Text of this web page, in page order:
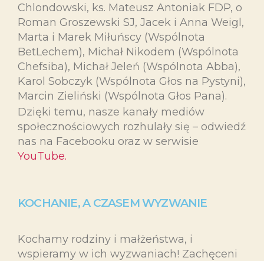
Chlondowski, ks. Mateusz Antoniak FDP, o
Roman Groszewski SJ, Jacek i Anna Weigl,
Marta i Marek Miłuńscy (Wspólnota
BetLechem), Michał Nikodem (Wspólnota
Chefsiba), Michał Jeleń (Wspólnota Abba),
Karol Sobczyk (Wspólnota Głos na Pystyni),
Marcin Zieliński (Wspólnota Głos Pana).
Dzięki temu, nasze kanały mediów
społecznościowych rozhulały się – odwiedź
nas na Facebooku oraz w serwisie
YouTube.
KOCHANIE, A CZASEM WYZWANIE
Kochamy rodziny i małżeństwa, i
wspieramy w ich wyzwaniach! Zachęceni